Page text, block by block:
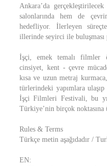
Ankara’da
salonlarında hem de
hedefliyor. İlerleyen
illerinde seyirci ile buluşması
İşçi, emek temalı filmler
cinsiyet, kent - çevre
kısa ve uzun metraj
türlerindeki yapımlara
İşçi Filmleri Festivali, bu
Türkiye’nin birçok noktasına
Rules & Terms
Türkçe metin aşağıdadır /
EN: